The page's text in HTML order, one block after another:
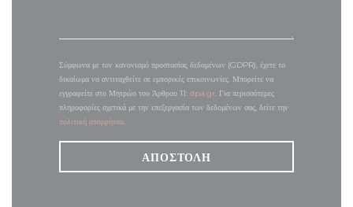
Σύμφωνα με τον κανονισμό προστασίας δεδομένων (GDPR), έχετε το
δικαίωμα να αντιταχθείτε σε εμπορικές επικοινωνίες. Μπορείτε να
εγγραφείτε στο Μητρώο του Άρθρου 11: dpa.gr. Για περισσότερες
πληροφορίες σχετικά με την επεξεργασία των δεδομένων σας, δείτε την
πολιτική απορρήτου.